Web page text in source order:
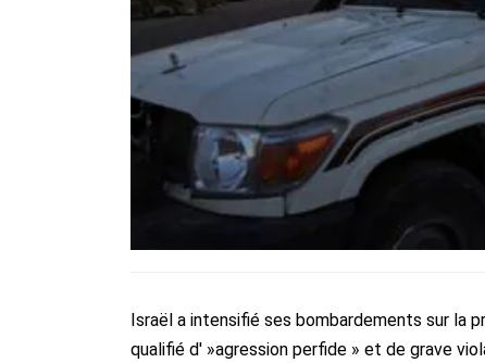
Israël a intensifié ses bombardements sur la
qualifié d' »agression perfide » et de grave